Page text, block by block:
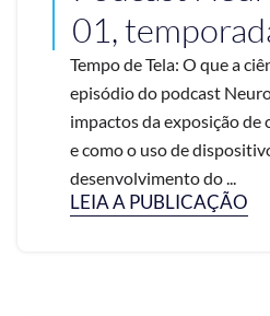
01,
Tempo de Tela: O que a
episódio do podcast
impactos da exposição de
e como o uso de
desenvolvimento do ...
LEIA A PUBLICAÇÃO